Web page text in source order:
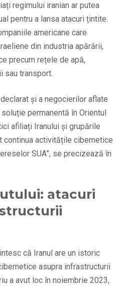
regimului iranian ar putea
pentru a lansa atacuri țintite.
americane care
din industria apărării,
precum rețele de apă,
sau transport.
și a negocierilor aflate
permanentă în Orientul
afiliați Iranului și grupările
continua activitățile cibernetice
SUA”, se precizează în
atacuri
că Iranul are un istoric
asupra infrastructurii
a avut loc în noiembrie 2023,